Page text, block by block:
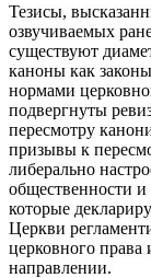
Тезисы,
озвучиваемых
существуют
каноны как
нормами
подвергнуты
пересмотру
призывы к
либерально
общественности и
которые
Церкви
церковного права
направлении.